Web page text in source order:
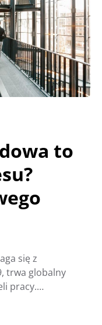
to
się z
trwa globalny
pracy.…